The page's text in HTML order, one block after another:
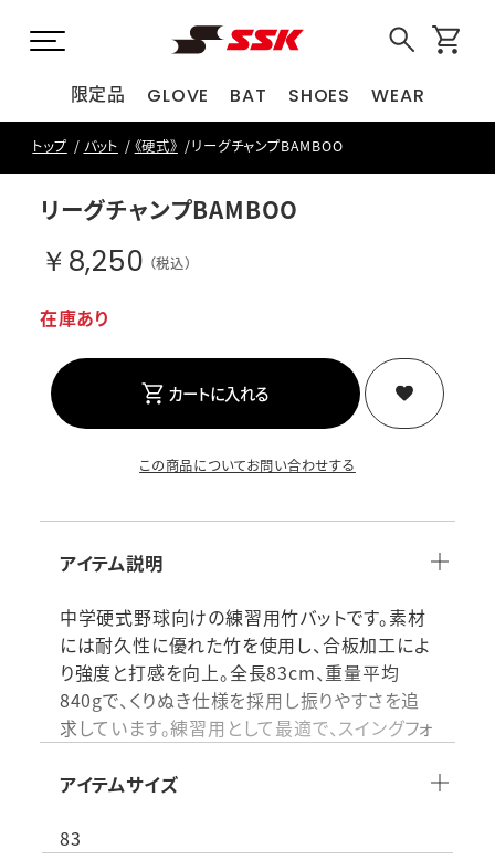
限定品 GLOVE BAT SHOES WEAR
トップ バット 《硬式》 リーグチャンプBAMBOO
リーグチャンプBAMBOO
￥8,250 （税込）
在庫あり
カートに入れる
この商品についてお問い合わせする
アイテム説明
中学硬式野球向けの練習用竹バットです。素材
には耐久性に優れた竹を使用し、合板加工によ
り強度と打感を向上。全長83cm、重量平均
840gで、くりぬき仕様を採用し振りやすさを追
求しています。練習用として最適で、スイングフォ
ュニア選手の打撃練習に適した、耐久性と操作
アイテムサイズ
83